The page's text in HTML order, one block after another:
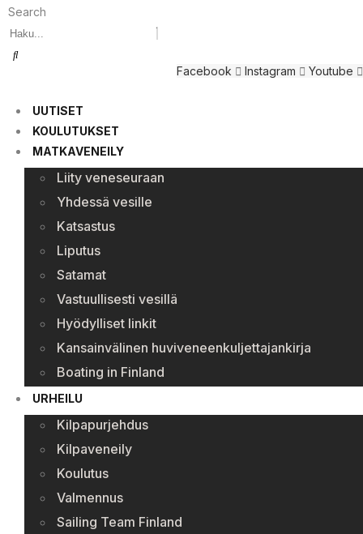
Search
Facebook Instagram Youtube
UUTISET
KOULUTUKSET
MATKAVENEILY
Liity veneseuraan
Yhdessä vesille
Katsastus
Liputus
Satamat
Vastuullisesti vesillä
Hyödylliset linkit
Kansainvälinen huviveneenkuljettajankirja
Boating in Finland
URHEILU
Kilpapurjehdus
Kilpaveneily
Koulutus
Valmennus
Sailing Team Finland